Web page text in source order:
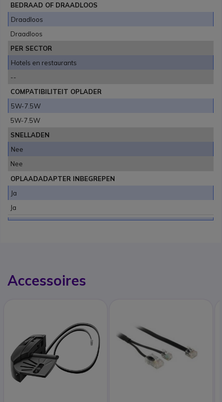
BEDRAAD OF DRAADLOOS
Draadloos
Draadloos
PER SECTOR
Hotels en restaurants
--
COMPATIBILITEIT OPLADER
5W-7.5W
5W-7.5W
SNELLADEN
Nee
Nee
OPLAADADAPTER INBEGREPEN
Ja
Ja
Accessoires